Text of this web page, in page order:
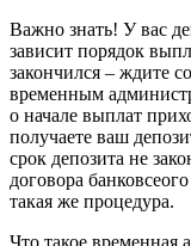
Важно знать! У вас
зависит порядок
закончился – ждите
временным
о начале выплат
получаете ваш
срок депозита не
договора
такая же процедура.
Что такое временная